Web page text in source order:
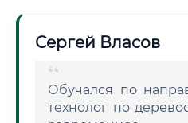
Сергей Власов
Обучался по
технолог по